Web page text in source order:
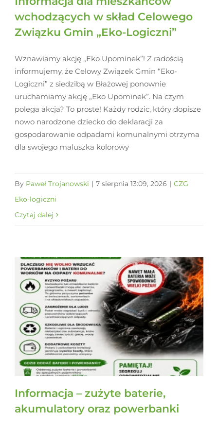
wchodzących w skład Celowego
Związku Gmin „Eko-Logiczni”
Wznawiamy akcję „Eko Upominek”! Z radością
informujemy, że Celowy Związek Gmin “Eko-
Logiczni” z siedzibą w Błażowej ponownie
uruchamiamy akcję „Eko Upominek”. Na czym
polega akcja? To proste! Każdy rodzic, który dopisze
nowo narodzone dziecko do deklaracji za
gospodarowanie odpadami komunalnymi otrzyma
dla swojego maluszka kolorowy
By Paweł Trojanowski | 7 sierpnia 13:09, 2026 | CZG
Eko-logiczni
Czytaj dalej
Informacja – zużyte baterie,
akumulatory oraz powerbanki